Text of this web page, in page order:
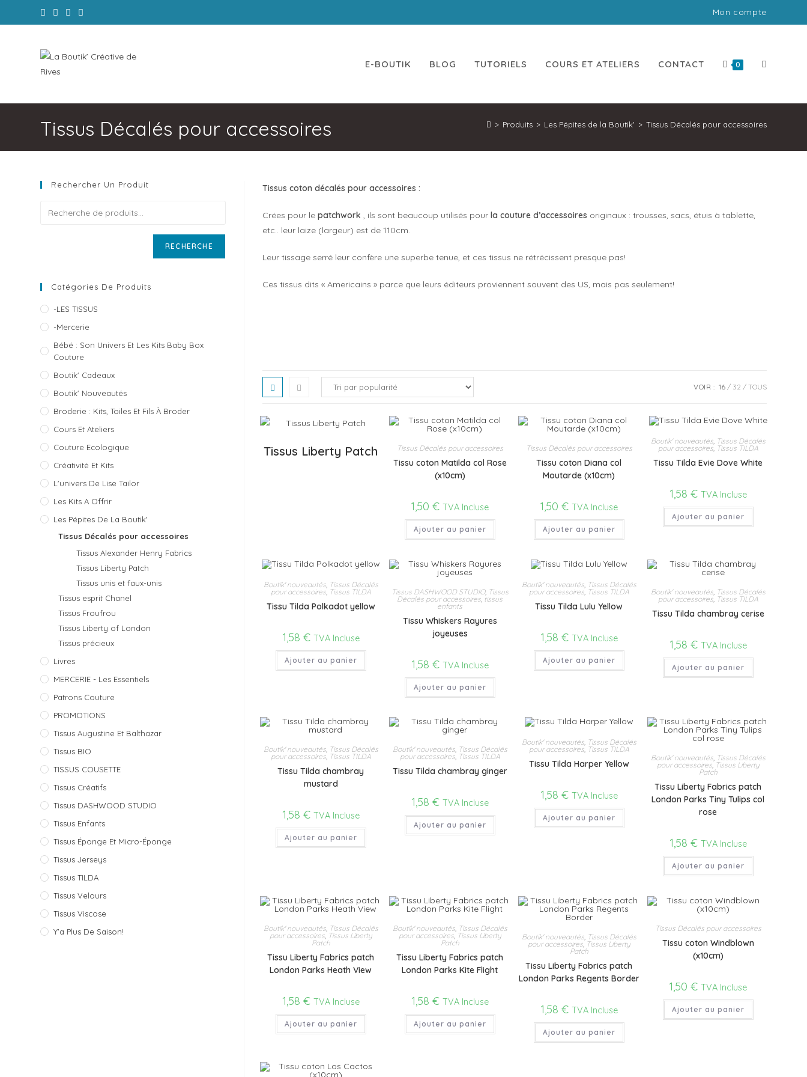
Mon compte
E-BOUTIK BLOG TUTORIELS COURS ET ATELIERS CONTACT 0
Tissus Décalés pour accessoires > Produits > Les Pépites de la Boutik' > Tissus Décalés pour accessoires
Rechercher Un Produit
RECHERCHE
Catégories De Produits
-LES TISSUS
-Mercerie
Bébé : Son Univers Et Les Kits Baby Box
Couture
Boutik' Cadeaux
Boutik' Nouveautés
Broderie : Kits, Toiles Et Fils À Broder
Cours Et Ateliers
Couture Ecologique
Créativité Et Kits
L'univers De Lise Tailor
Les Kits A Offrir
Les Pépites De La Boutik'
Tissus Décalés pour accessoires
Tissus Alexander Henry Fabrics
Tissus Liberty Patch
Tissus unis et faux-unis
Tissus esprit Chanel
Tissus Froufrou
Tissus Liberty of London
Tissus précieux
Livres
MERCERIE - Les Essentiels
Patrons Couture
PROMOTIONS
Tissus Augustine Et Balthazar
Tissus BIO
TISSUS COUSETTE
Tissus Créatifs
Tissus DASHWOOD STUDIO
Tissus Enfants
Tissus Éponge Et Micro-Éponge
Tissus Jerseys
Tissus TILDA
Tissus Velours
Tissus Viscose
Y'a Plus De Saison!
Tissus coton décalés pour accessoires :
Crées pour le patchwork , ils sont beaucoup utilisés pour la couture d’accessoires originaux : trousses, sacs, étuis à tablette,
etc.. leur laize (largeur) est de 110cm.
Leur tissage serré leur confère une superbe tenue, et ces tissus ne rétrécissent presque pas!
Ces tissus dits « Americains » parce que leurs éditeurs proviennent souvent des US, mais pas seulement!
VOIR : 16 32 TOUS
Tissus Liberty Patch Tissus Décalés pour accessoires
Tissu coton Matilda col Rose
(x10cm)
1,50€ TVA Incluse
Ajouter au panier
Tissus Décalés pour accessoires
Tissu coton Diana col
Moutarde (x10cm)
1,50€ TVA Incluse
Ajouter au panier
Boutik' nouveautés, Tissus Décalés
pour accessoires, Tissus TILDA
Tissu Tilda Evie Dove White
1,58 € TVA Incluse
Ajouter au panier
Boutik' nouveautés, Tissus Décalés
pour accessoires, Tissus TILDA
Tissu Tilda Polkadot yellow
1,58 € TVA Incluse
Ajouter au panier
Tissus DASHWOOD STUDIO, Tissus
Décalés pour accessoires tissus
enfants
Tissu Whiskers Rayures
joyeuses
1,58 € TVA Incluse
Ajouter au panier
Boutik' nouveautés, Tissus Décalés
pour accessoires, Tissus TILDA
Tissu Tilda Lulu Yellow
1,58 € TVA Incluse
Ajouter au panier
Boutik' nouveautés, Tissus Décalés
pour accessoires, Tissus TILDA
Tissu Tilda chambray cerise
1,58 € TVA Incluse
Ajouter au panier
Boutik' nouveautés, Tissus Décalés
pour accessoires, Tissus TILDA
Tissu Tilda chambray
mustard
1,58 € TVA Incluse
Ajouter au panier
Boutik' nouveautés, Tissus Décalés
pour accessoires, Tissus TILDA
Tissu Tilda chambray ginger
1,58 € TVA Incluse
Ajouter au panier
Boutik' nouveautés, Tissus Décalés
pour accessoires, Tissus TILDA
Tissu Tilda Harper Yellow
1,58 € TVA Incluse
Ajouter au panier
Boutik' nouveautés, Tissus Décalés
pour accessoires, Tissus Liberty
Patch
Tissu Liberty Fabrics patch
London Parks Tiny Tulips col
rose
1,58 € TVA Incluse
Ajouter au panier
Boutik' nouveautés, Tissus Décalés
pour accessoires, Tissus Liberty
Patch
Tissu Liberty Fabrics patch
London Parks Heath View
1,58 € TVA Incluse
Ajouter au panier
Boutik' nouveautés, Tissus Décalés
pour accessoires, Tissus Liberty
Patch
Tissu Liberty Fabrics patch
London Parks Kite Flight
1,58 € TVA Incluse
Ajouter au panier
Boutik' nouveautés, Tissus Décalés
pour accessoires, Tissus Liberty
Patch
Tissu Liberty Fabrics patch
London Parks Regents Border
1,58 € TVA Incluse
Ajouter au panier
Tissus Décalés pour accessoires
Tissu coton Windblown
(x10cm)
1,50€ TVA Incluse
Ajouter au panier